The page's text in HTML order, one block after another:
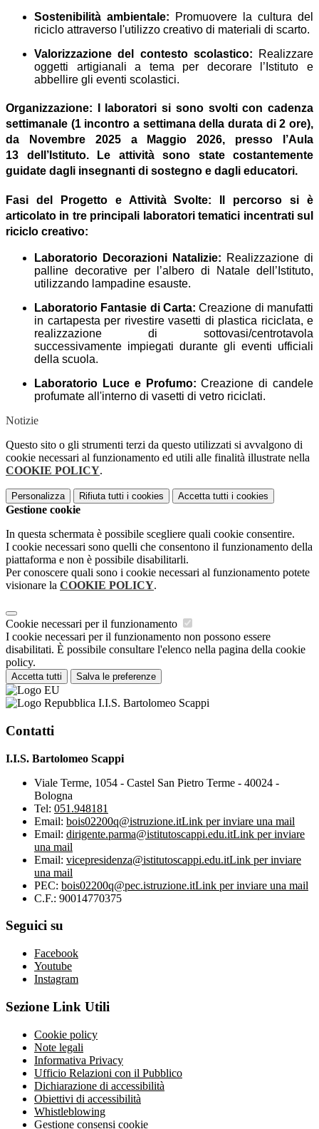
Sostenibilità ambientale: Promuovere la cultura del
riciclo attraverso l'utilizzo creativo di materiali di scarto.
Valorizzazione del contesto scolastico: Realizzare
oggetti artigianali a tema per decorare l’Istituto e
abbellire gli eventi scolastici.
Organizzazione:
I laboratori si sono svolti con cadenza
settimanale (1 incontro a settimana della durata di 2 ore),
da Novembre 2025 a Maggio 2026, presso l’Aula
13 dell’Istituto. Le attività sono state costantemente
guidate dagli insegnanti di sostegno e dagli educatori.
Fasi del Progetto e Attività Svolte:
Il percorso si è
articolato in tre principali laboratori tematici incentrati sul
riciclo creativo:
Laboratorio Decorazioni Natalizie: Realizzazione di
palline decorative per l’albero di Natale dell’Istituto,
utilizzando lampadine esauste.
Laboratorio Fantasie di Carta: Creazione di manufatti
in cartapesta per rivestire vasetti di plastica riciclata, e
realizzazione di sottovasi/centrotavola
successivamente impiegati durante gli eventi ufficiali
della scuola.
Laboratorio Luce e Profumo: Creazione di candele
profumate all'interno di vasetti di vetro riciclati.
Notizie
Questo sito o gli strumenti terzi da questo utilizzati si avvalgono di
cookie necessari al funzionamento ed utili alle finalità illustrate nella
COOKIE POLICY.
Personalizza Rifiuta tutti i cookies Accetta tutti i cookies
Gestione cookie
In questa schermata è possibile scegliere quali cookie consentire.
I cookie necessari sono quelli che consentono il funzionamento della
piattaforma e non è possibile disabilitarli.
Per conoscere quali sono i cookie necessari al funzionamento potete
visionare la COOKIE POLICY.
Cookie necessari per il funzionamento
I cookie necessari per il funzionamento non possono essere
disabilitati. È possibile consultare l'elenco nella pagina della cookie
policy.
Accetta tutti Salva le preferenze
I.I.S. Bartolomeo Scappi
Contatti
I.I.S. Bartolomeo Scappi
Viale Terme, 1054 - Castel San Pietro Terme - 40024 -
Bologna
Tel: 051.948181
Email: bois02200q@istruzione.itLink per inviare una mail
Email: dirigente.parma@istitutoscappi.edu.itLink per inviare
una mail
Email: vicepresidenza@istitutoscappi.edu.itLink per inviare
una mail
PEC: bois02200q@pec.istruzione.itLink per inviare una mail
C.F.: 90014770375
Seguici su
Facebook
Youtube
Instagram
Sezione Link Utili
Cookie policy
Note legali
Informativa Privacy
Ufficio Relazioni con il Pubblico
Dichiarazione di accessibilità
Obiettivi di accessibilità
Whistleblowing
Gestione consensi cookie